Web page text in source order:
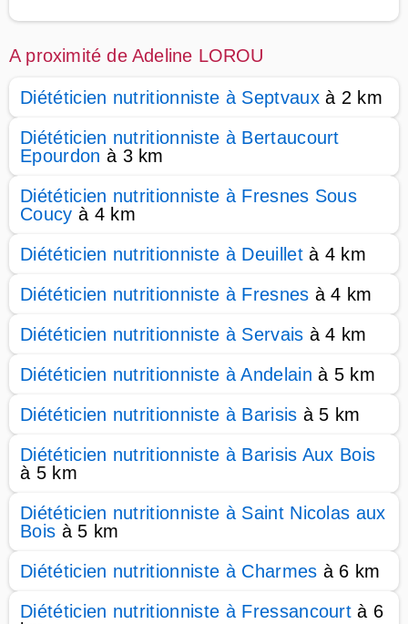
A proximité de Adeline LOROU
Diététicien nutritionniste à Septvauxà 2 km
Diététicien nutritionniste à Bertaucourt
Epourdon à 3 km
Diététicien nutritionniste à Fresnes Sous
Coucy à 4 km
Diététicien nutritionniste à Deuilletà 4 km
Diététicien nutritionniste à Fresnes à 4 km
Diététicien nutritionniste à Servais à 4 km
Diététicien nutritionniste à Andelain à 5 km
Diététicien nutritionniste à Barisis à 5 km
Diététicien nutritionniste à Barisis Aux Bois
à 5 km
Diététicien nutritionniste à Saint Nicolas aux
Bois à 5 km
Diététicien nutritionniste à Charmes à 6 km
Diététicien nutritionniste à Fressancourt à 6